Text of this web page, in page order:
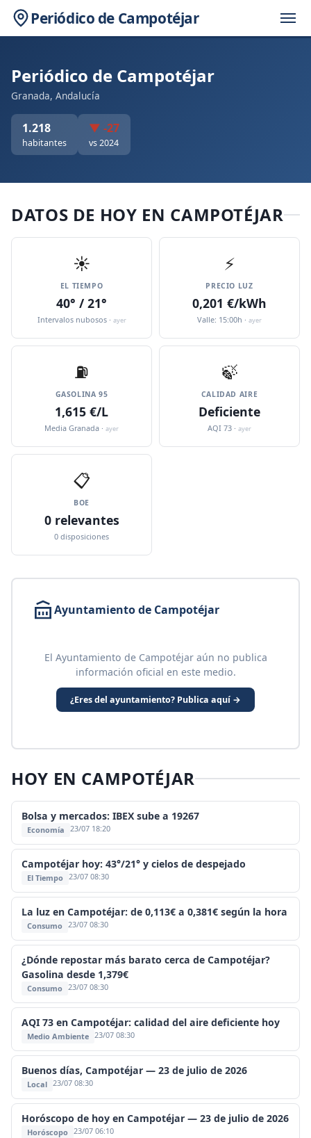
Periódico de Campotéjar
Periódico de Campotéjar
Granada, Andalucía
1.218
habitantes
▼ -27
vs 2024
DATOS DE HOY EN CAMPOTÉJAR
☀️
EL TIEMPO
40° / 21°
Intervalos nubosos · ayer
⚡
PRECIO LUZ
0,201 €/kWh
Valle: 15:00h · ayer
⛽️
GASOLINA 95
1,615 €/L
Media Granada · ayer
🍃
CALIDAD AIRE
Deficiente
AQI 73 · ayer
📋
BOE
0 relevantes
0 disposiciones
Ayuntamiento de Campotéjar
El Ayuntamiento de Campotéjar aún no publica
información oficial en este medio.
¿Eres del ayuntamiento? Publica aquí →
HOY EN CAMPOTÉJAR
Bolsa y mercados: IBEX sube a 19267
Economía 23/07 18:20
Campotéjar hoy: 43°/21° y cielos de despejado
El Tiempo 23/07 08:30
La luz en Campotéjar: de 0,113€ a 0,381€ según la hora
Consumo 23/07 08:30
¿Dónde repostar más barato cerca de Campotéjar?
Gasolina desde 1,379€
Consumo 23/07 08:30
AQI 73 en Campotéjar: calidad del aire deficiente hoy
Medio Ambiente 23/07 08:30
Buenos días, Campotéjar — 23 de julio de 2026
Local 23/07 08:30
Horóscopo de hoy en Campotéjar — 23 de julio de 2026
Horóscopo 23/07 06:10